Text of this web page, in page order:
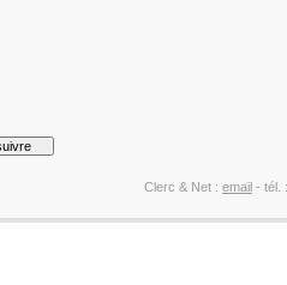
Clerc & Net : email - tél.